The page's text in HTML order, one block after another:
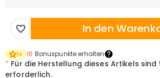
In den
1× 16 Bonuspunkte erhalten
* Für die Herstellung dieses Artikels sind
erforderlich.